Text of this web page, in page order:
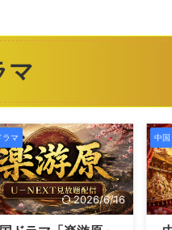
マ
ラマ
2026/6/16
中国